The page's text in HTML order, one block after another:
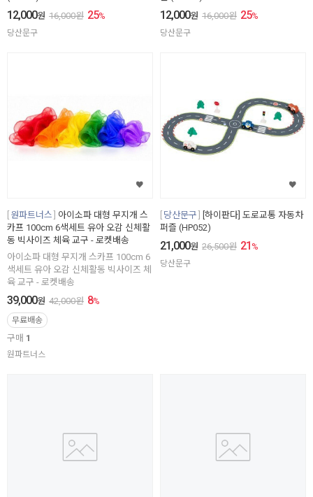
12,000원 16,000원 25%
당산문구
12,000원 16,000원 25%
당산문구
원파트너스
아이소파 대형 무지개 스
카프 100cm 6색세트 유아 오감 신체활
동 빅사이즈 체육 교구 - 로켓배송
아이소파 대형 무지개 스카프 100cm 6
색세트 유아 오감 신체활동 빅사이즈 체
육 교구 - 로켓배송
39,000원 42,000원 8%
무료배송
구매 1
원파트너스
당산문구
[하이판다] 도로교통 자동차
퍼즐 (HP052)
21,000원 26,500원 21 %
당산문구